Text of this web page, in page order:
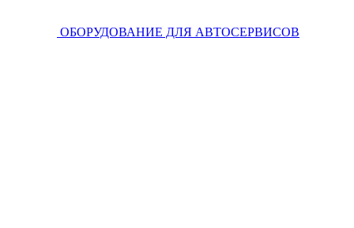
ОБОРУДОВАНИЕ ДЛЯ АВТОСЕРВИСОВ